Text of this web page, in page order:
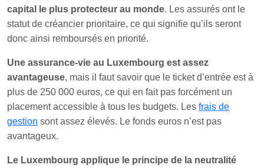
capital le plus protecteur au monde. Les assurés ont le
statut de créancier prioritaire, ce qui signifie qu’ils seront
donc ainsi remboursés en priorité.
Une assurance-vie au Luxembourg est assez
avantageuse, mais il faut savoir que le ticket d’entrée est à
plus de 250 000 euros, ce qui en fait pas forcément un
placement accessible à tous les budgets. Les frais de
gestion sont assez élevés. Le fonds euros n’est pas
avantageux.
Le Luxembourg applique le principe de la neutralité